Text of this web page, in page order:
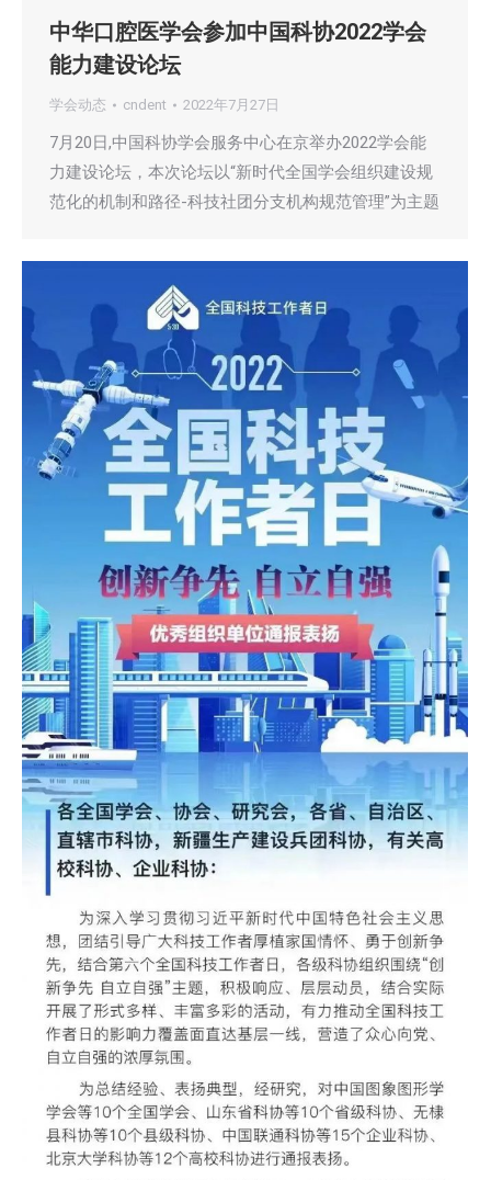
中华口腔医学会参加中国科协2022学会
能力建设论坛
学会动态 cndent 2022年7月27日
7月20日,中国科协学会服务中心在京举办2022学会能
力建设论坛，本次论坛以“新时代全国学会组织建设规
范化的机制和路径-科技社团分支机构规范管理”为主题